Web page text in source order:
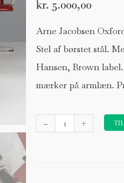
kr. 5.000,00
Arne Jacobsen
Stel af børstet stål.
Hansen, Brown
mærker på armlæn.
-
Jacobsen
+